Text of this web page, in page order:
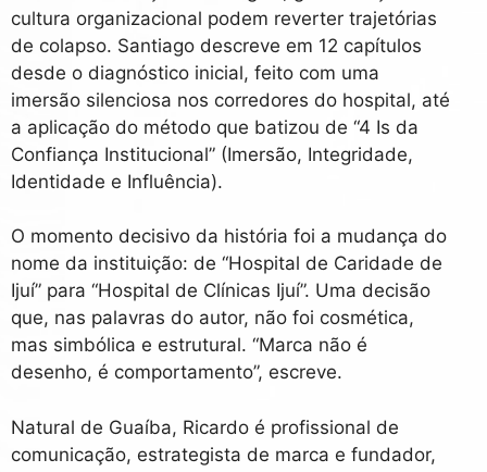
cultura organizacional podem reverter trajetórias
de colapso. Santiago descreve em 12 capítulos
desde o diagnóstico inicial, feito com uma
imersão silenciosa nos corredores do hospital, até
a aplicação do método que batizou de “4 Is da
Confiança Institucional” (Imersão, Integridade,
Identidade e Influência).
O momento decisivo da história foi a mudança do
nome da instituição: de “Hospital de Caridade de
Ijuí” para “Hospital de Clínicas Ijuí”. Uma decisão
que, nas palavras do autor, não foi cosmética,
mas simbólica e estrutural. “Marca não é
desenho, é comportamento”, escreve.
Natural de Guaíba, Ricardo é profissional de
comunicação, estrategista de marca e fundador,